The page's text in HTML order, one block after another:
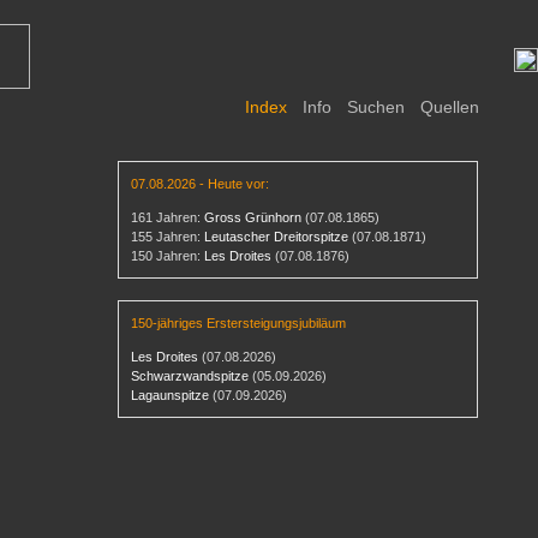
Index Info Suchen Quellen
07.08.2026 - Heute vor:
161 Jahren: Gross Grünhorn (07.08.1865)
155 Jahren: Leutascher Dreitorspitze (07.08.1871)
150 Jahren: Les Droites (07.08.1876)
150-jähriges Erstersteigungsjubiläum
Les Droites (07.08.2026)
Schwarzwandspitze (05.09.2026)
Lagaunspitze (07.09.2026)